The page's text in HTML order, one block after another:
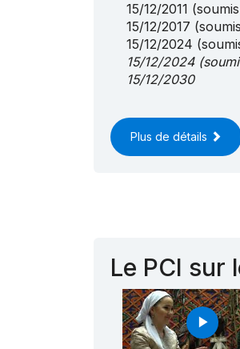
15/12/2011
15/12/2017
15/12/2024
15/12/2024
15/12/2030
Plus de détails
Le PCI sur
play_arrow